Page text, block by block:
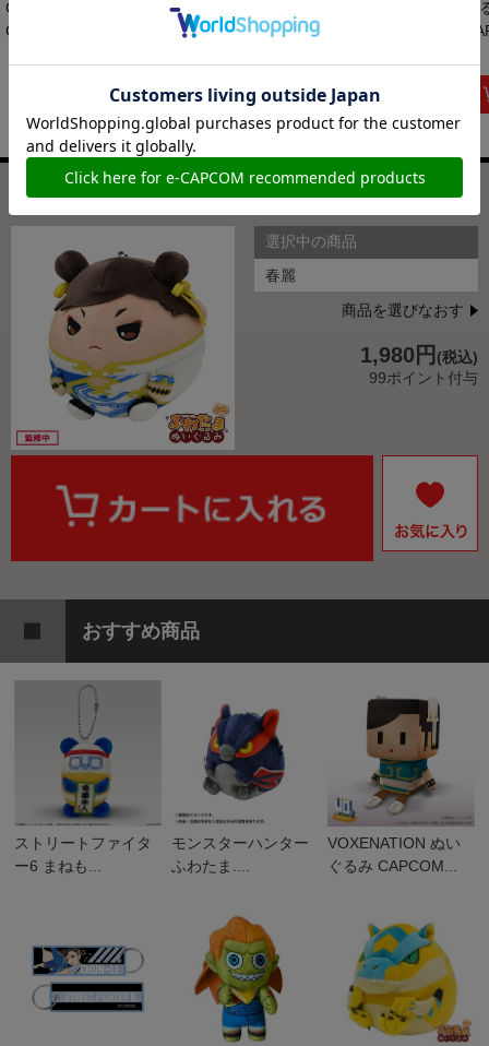
Capcom Fighting
Collecti...
ビルダー クリエイ...
ぐ
ストリートファイター6 ふわたまぬいぐるみミニ 春麗
選択中の商品
春麗
商品を選びなおす
1,980円 (税込)
99ポイント付与
おすすめ商品
ストリートファイタ
ー6 まねも...
モンスターハンター
ふわたま....
VOXENATION ぬい
ぐるみ CAPCOM...